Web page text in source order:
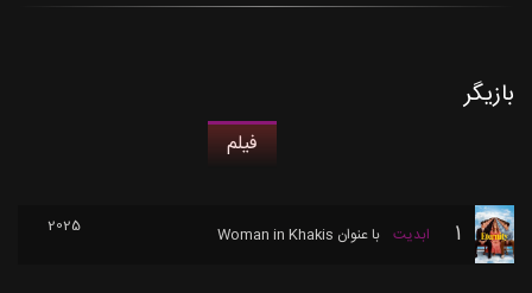
بازیگر
فیلم
1 ابدیت با عنوان Woman in Khakis
2025